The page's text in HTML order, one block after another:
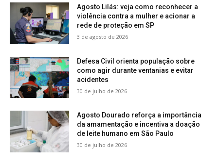
Agosto Lilás: veja como reconhecer a
violência contra a mulher e acionar a
rede de proteção em SP
3 de agosto de 2026
Defesa Civil orienta população sobre
como agir durante ventanias e evitar
acidentes
30 de julho de 2026
Agosto Dourado reforça a importância
da amamentação e incentiva a doação
de leite humano em São Paulo
30 de julho de 2026